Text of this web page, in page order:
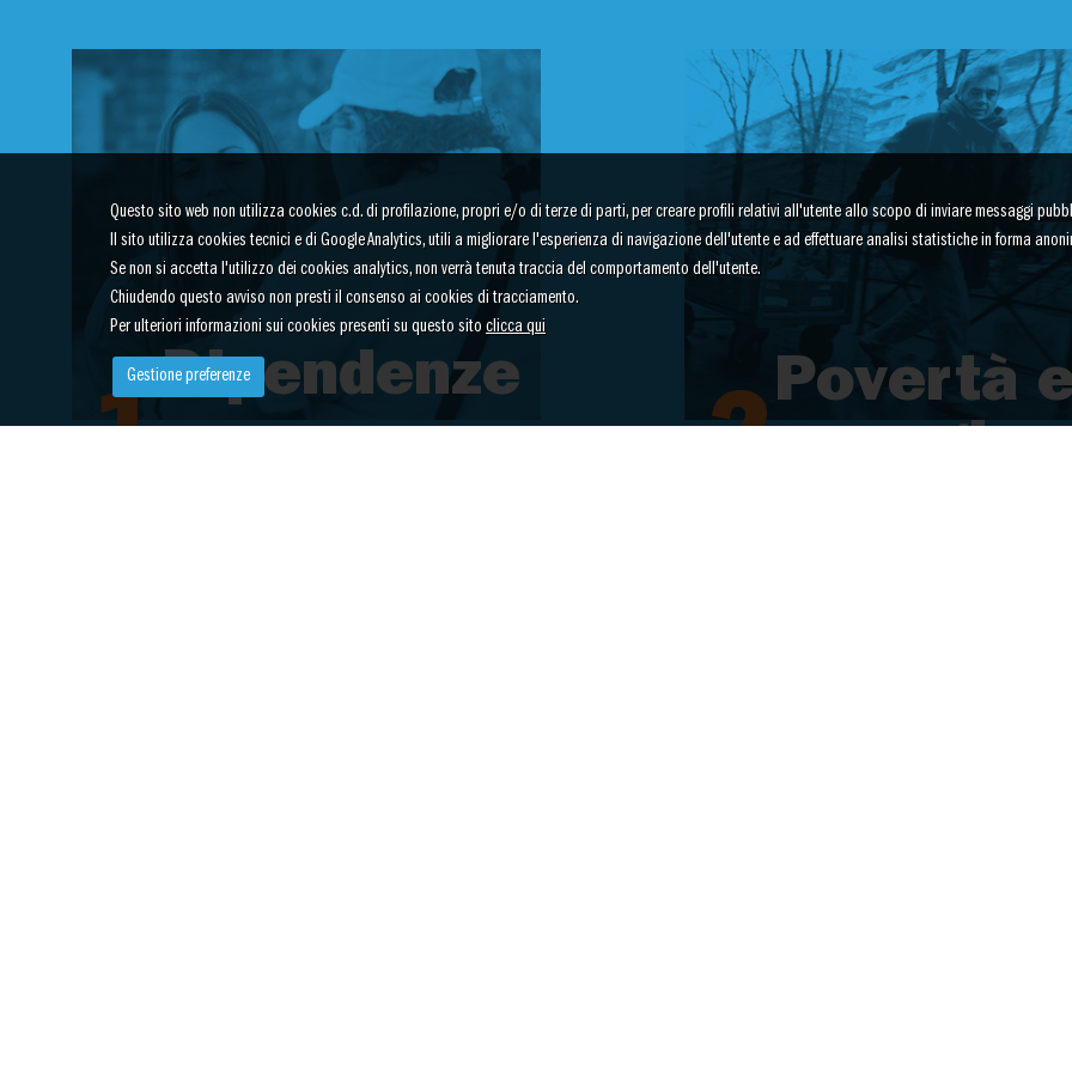
1
Dipendenze
2
Povertà
Questo sito web non utilizza cookies c.d. di profilazione, propri e/o di terze di parti, per creare profili relativi all'utente allo scopo di inviare messaggi
Il sito utilizza cookies tecnici e di Google Analytics, utili a migliorare l'esperienza di navigazione dell'utente e ad effettuare analisi statistiche in forma
Se non si accetta l'utilizzo dei cookies analytics, non verrà tenuta traccia del comportamento dell'utente.
Chiudendo questo avviso non presti il consenso ai cookies di tracciamento.
Per ulteriori informazioni sui cookies presenti su questo sito clicca qui
Gestione preferenze